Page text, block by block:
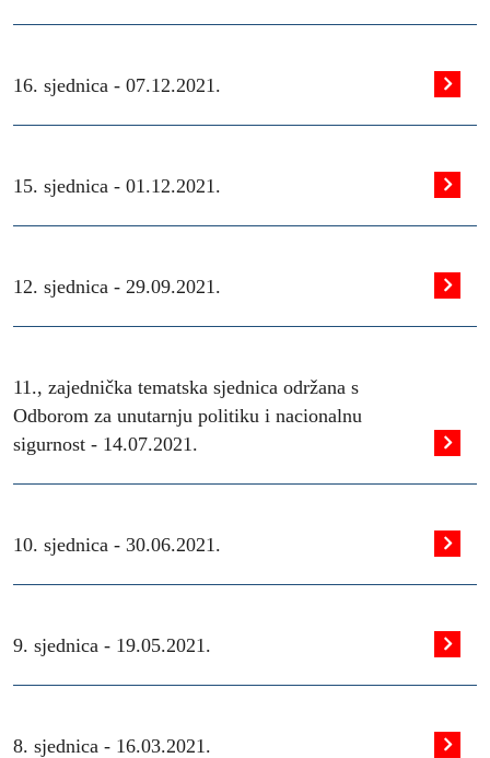
16. sjednica - 07.12.2021.
15. sjednica - 01.12.2021.
12. sjednica - 29.09.2021.
11., zajednička tematska sjednica održana s
Odborom za unutarnju politiku i nacionalnu
sigurnost - 14.07.2021.
10. sjednica - 30.06.2021.
9. sjednica - 19.05.2021.
8. sjednica - 16.03.2021.